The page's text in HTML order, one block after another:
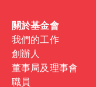
關於基金會
我們的工作
創辦人
董事局及理事會
職員